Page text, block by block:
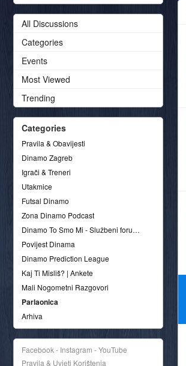
All Discussions
Categories
Events
Most Viewed
Trending
Categories
Pravila & Obavijesti
Dinamo Zagreb
Igrači & Treneri
Utakmice
Futsal Dinamo
Zona Dinamo Podcast
Dinamo To Smo Mi - Službeni forum udruge
Povijest Dinama
Dinamo Prediction League
Kaj Ti Misliš? | Ankete
Mali Nogometni Razgovori
Parlaonica
Arhiva
Facebook - Instagram - YouTube
Pravila & Uvjeti Korištenja